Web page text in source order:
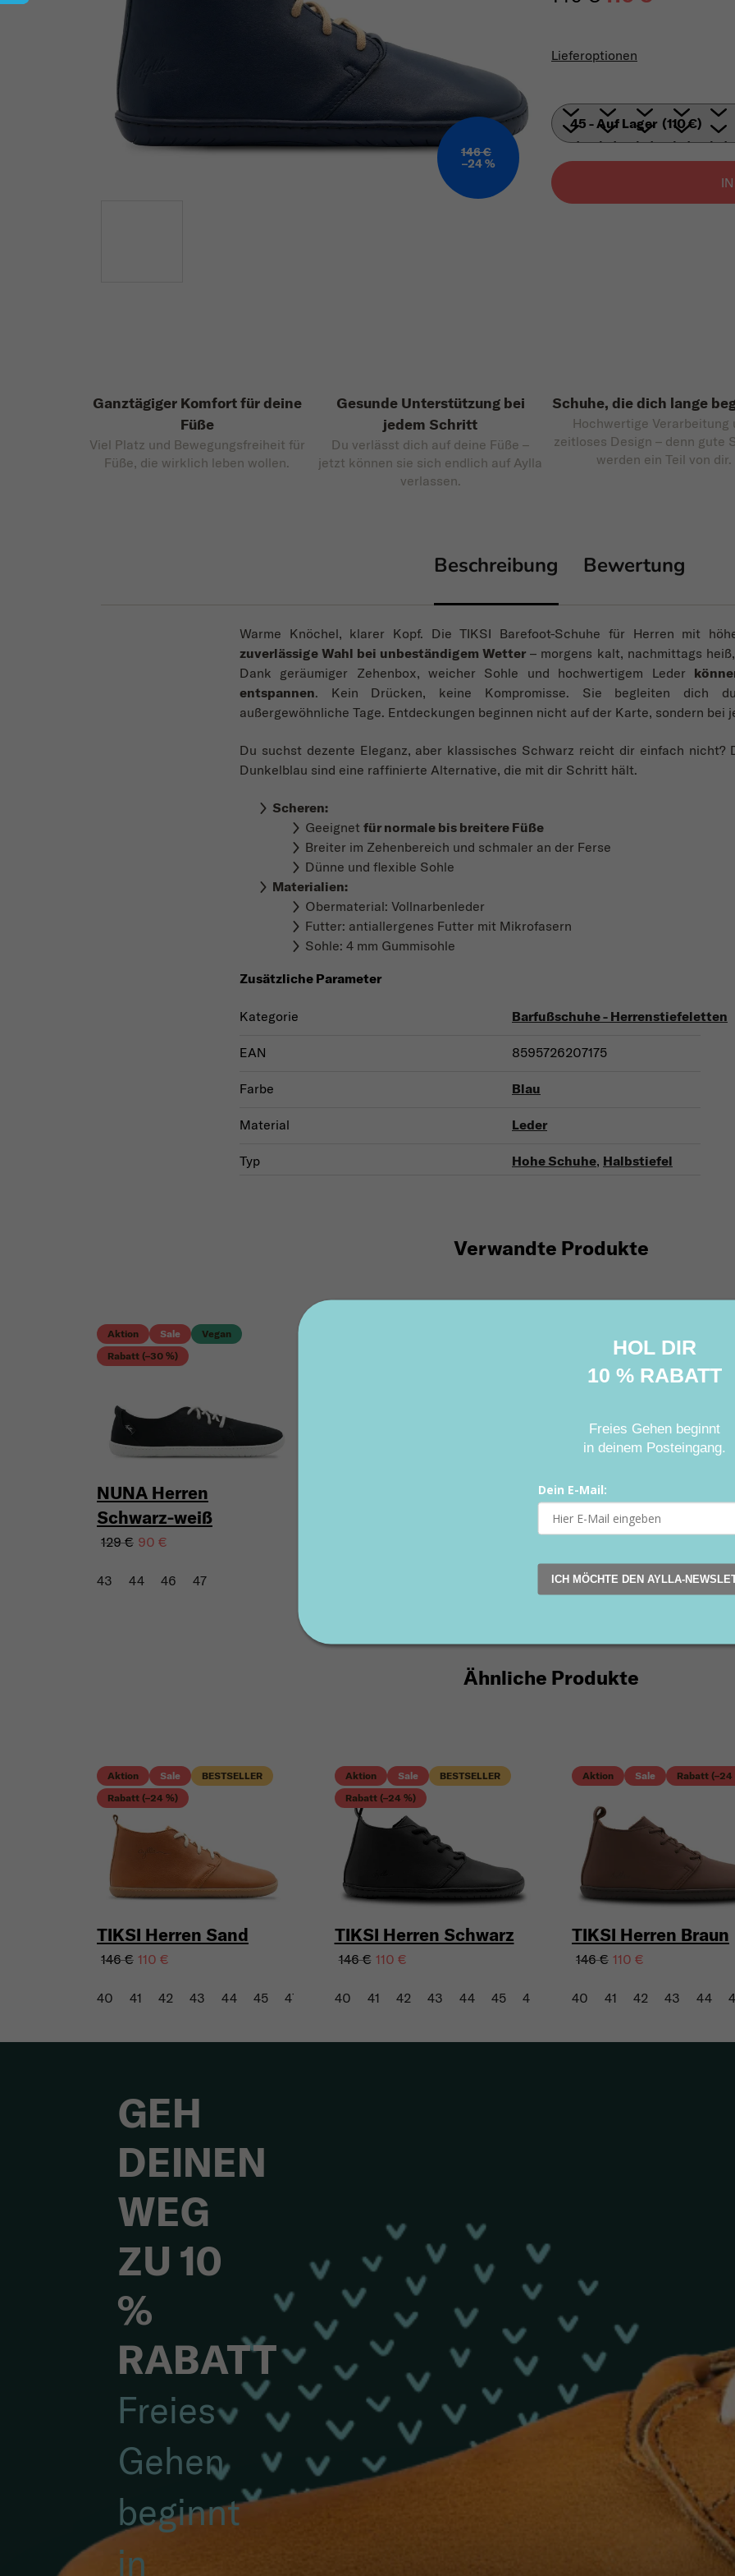
Lieferoptionen
146 €
–24 %
Ganztägiger Komfort für deine
Füße
Viel Platz und Bewegungsfreiheit für
Füße, die wirklich leben wollen.
Gesunde Unterstützung bei
jedem Schritt
Du verlässt dich auf deine Füße –
jetzt können sie sich endlich auf Aylla
verlassen.
Schuhe, die dich lange
Hochwertige Verarbeitung
zeitloses Design – denn gute
werden ein Teil von dir.
Beschreibung Bewertung
Warme Knöchel, klarer Kopf. Die TIKSI Barefoot-Schuhe für Herren mit
zuverlässige Wahl bei unbeständigem Wetter – morgens kalt, nachmittags
Dank geräumiger Zehenbox, weicher Sohle und hochwertigem Leder
entspannen. Kein Drücken, keine Kompromisse. Sie begleiten dich
außergewöhnliche Tage. Entdeckungen beginnen nicht auf der Karte, sondern bei
Du suchst dezente Eleganz, aber klassisches Schwarz reicht dir einfach nicht?
Dunkelblau sind eine raffinierte Alternative, die mit dir Schritt hält.
Scheren:
Geeignet für normale bis breitere Füße
Breiter im Zehenbereich und schmaler an der Ferse
Dünne und flexible Sohle
Materialien:
Obermaterial: Vollnarbenleder
Futter: antiallergenes Futter mit Mikrofasern
Sohle: 4 mm Gummisohle
Zusätzliche Parameter
Kategorie Barfußschuhe - Herrenstiefeletten
EAN 8595726207175
Farbe Blau
Material Leder
Typ Hohe Schuhe, Halbstiefel
Verwandte Produkte
Aktion Sale
Vegan
Rabatt (–30 %)
NUNA Herren
Schwarz-weiß
129 € 90 €
43 44 46 47
Ähnliche Produkte
Aktion Sale
BESTSELLER
Rabatt (–24 %)
TIKSI Herren Sand
146 € 110 €
40 41 42 43 44 45 47
Aktion Sale
BESTSELLER
Rabatt (–24 %)
TIKSI Herren Schwarz
146 € 110 €
40 41 42 43 44 45 46
Aktion Sale Rabatt (–24
TIKSI Herren Braun
146 € 110 €
40 41 42 43 44
GEH
DEINEN
WEG
ZU 10
%
RABATT
Freies
Gehen
beginnt
in
HOL DIR
10 % RABATT
Freies Gehen beginnt
in deinem Posteingang.
Dein E-Mail:
ICH MÖCHTE DEN AYLLA-